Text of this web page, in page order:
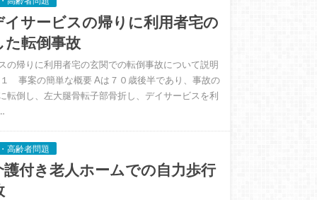
サービスの帰りに利用者宅の
た転倒事故
の帰りに利用者宅の玄関での転倒事故について説明
事案の簡単な概要 Aは７０歳後半であり、事故の
転倒し、左大腿骨転子部骨折し、デイサービスを利
高齢者問題
付き老人ホームでの自力歩行